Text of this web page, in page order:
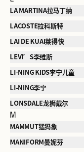
LA MARTINA拉马丁纳
LACOSTE拉科斯特
LAI DE KUAI莱得快
LEVI’S李维斯
LI-NING KIDS李宁儿童
LI-NING李宁
LONSDALE龙狮戴尔
M
MAMMUT猛犸象
MANIFORM曼妮芬